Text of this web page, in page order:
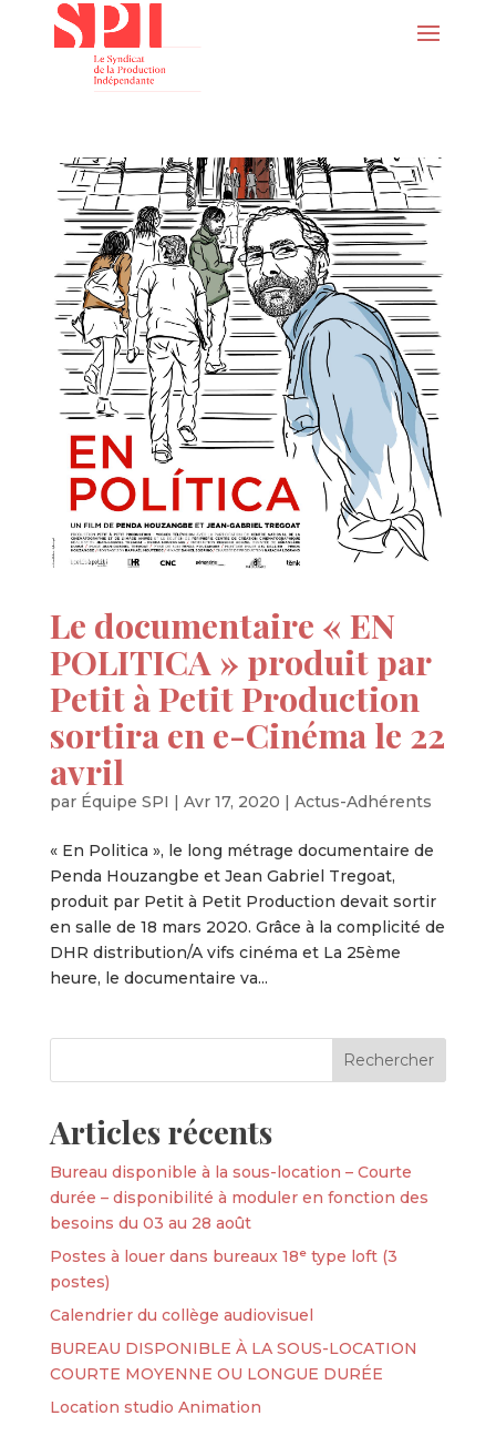
Le documentaire « EN
POLITICA » produit par
Petit à Petit Production
sortira en e-Cinéma le 22
avril
par Équipe SPI | Avr 17, 2020 | Actus-Adhérents
« En Politica », le long métrage documentaire de
Penda Houzangbe et Jean Gabriel Tregoat,
produit par Petit à Petit Production devait sortir
en salle de 18 mars 2020. Grâce à la complicité de
DHR distribution/A vifs cinéma et La 25ème
heure, le documentaire va...
Articles récents
Bureau disponible à la sous-location – Courte
durée – disponibilité à moduler en fonction des
besoins du 03 au 28 août
Postes à louer dans bureaux 18ᵉ type loft (3
postes)
Calendrier du collège audiovisuel
BUREAU DISPONIBLE À LA SOUS-LOCATION
COURTE MOYENNE OU LONGUE DURÉE
Location studio Animation